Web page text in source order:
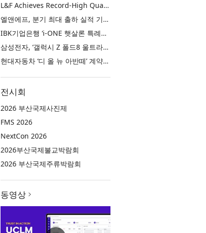
L&F Achieves Record-High Quarterly Shipments, Begins LFP Supply for North American ESS in Q3 Advancing its Two-Track NCM and LFP Growth Strategy
엘앤에프, 분기 최대 출하 실적 기록… 3분기 북미 ESS향 LFP 공급 착수 NCM+LFP ‘2-Track’ 성장 전략 실현
IBK기업은행 ‘i-ONE 햇살론 특례보증’ 출시
삼성전자, ‘갤럭시 Z 폴드8 울트라·폴드8·플립8’과 ‘갤럭시 워치 울트라2·워치9’ 국내 공식 출시
현대자동차 ‘디 올 뉴 아반떼’ 계약 첫날 1만 대 돌파
전시회
2026 부산국제사진제
FMS 2026
NextCon 2026
2026부산국제불교박람회
2026 부산국제주류박람회
동영상